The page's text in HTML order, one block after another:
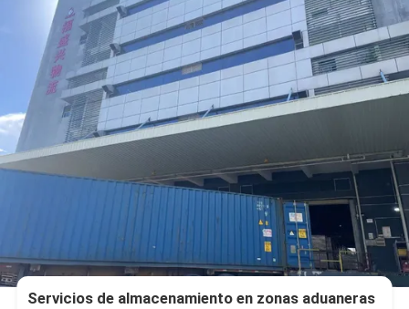
Servicios de almacenamiento en zonas aduaneras